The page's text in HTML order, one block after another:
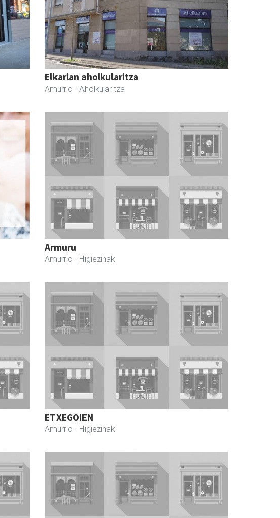
Elkarlan aholkularitza
Amurrio - Aholkularitza
Armuru
Amurrio - Higiezinak
ETXEGOIEN
Amurrio - Higiezinak